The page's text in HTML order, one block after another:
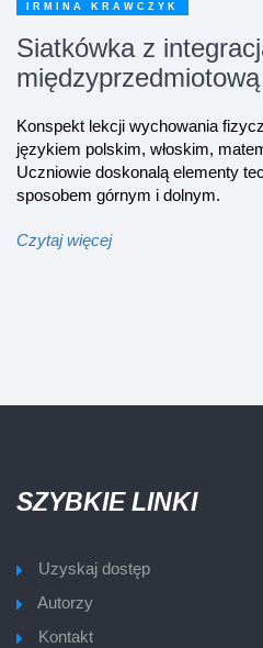
IRMINA KRAWCZYK
Siatkówka z
międzyprzedmiotową
Konspekt lekcji wychowania
językiem polskim, włoskim,
Uczniowie doskonalą elementy
sposobem górnym i dolnym.
Czytaj więcej
SZYBKIE LINKI
Uzyskaj dostęp
Autorzy
Kontakt